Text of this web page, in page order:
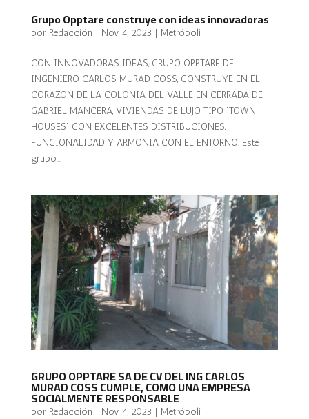
Grupo Opptare construye con ideas innovadoras
por Redacción | Nov 4, 2023 | Metrópoli
CON INNOVADORAS IDEAS, GRUPO OPPTARE DEL
INGENIERO CARLOS MURAD COSS, CONSTRUYE EN EL
CORAZON DE LA COLONIA DEL VALLE EN CERRADA DE
GABRIEL MANCERA, VIVIENDAS DE LUJO TIPO “TOWN
HOUSES” CON EXCELENTES DISTRIBUCIONES,
FUNCIONALIDAD Y ARMONIA CON EL ENTORNO. Este
grupo...
GRUPO OPPTARE SA DE CV DEL ING CARLOS
MURAD COSS CUMPLE, COMO UNA EMPRESA
SOCIALMENTE RESPONSABLE
por Redacción | Nov 4, 2023 | Metrópoli